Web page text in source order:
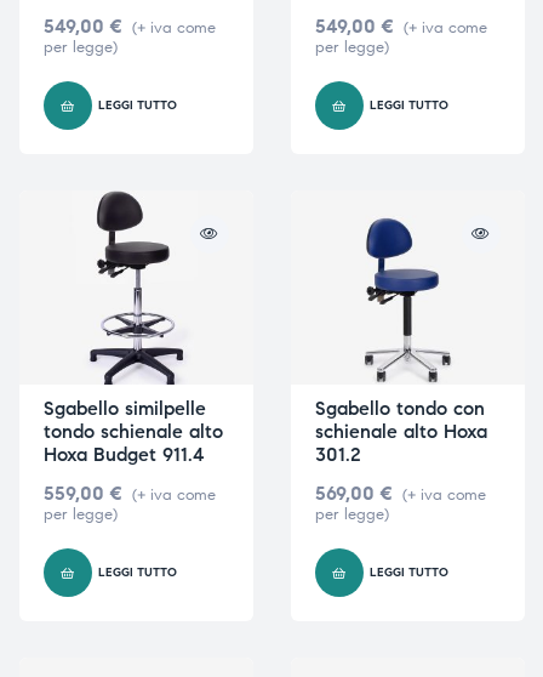
549,00 € (+ iva come
per legge)
LEGGI TUTTO
549,00 € (+ iva come
per legge)
LEGGI TUTTO
Sgabello similpelle
tondo schienale alto
Hoxa Budget 911.4
559,00 € (+ iva come
per legge)
LEGGI TUTTO
Sgabello tondo con
schienale alto Hoxa
301.2
569,00 € (+ iva come
per legge)
LEGGI TUTTO